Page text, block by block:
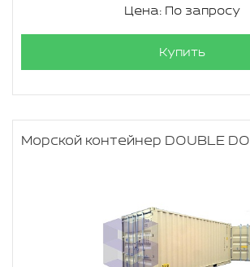
Цена: По запросу
Купить
Морской контейнер DOUBLE